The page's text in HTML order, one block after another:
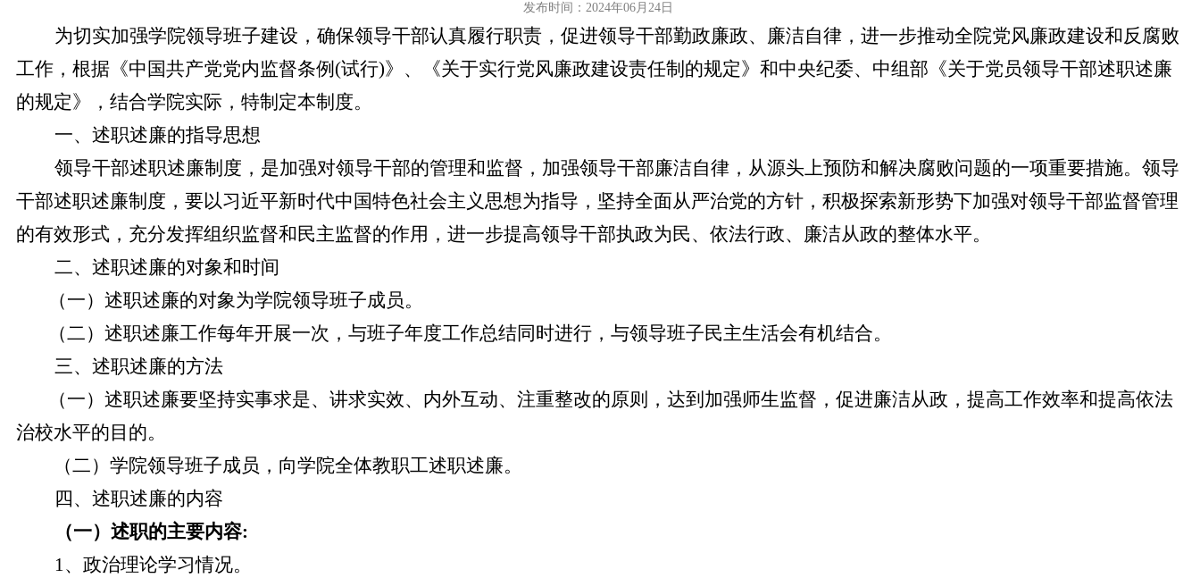
发布时间：2024年06月24日
为切实加强学院领导班子建设，确保领导干部认真履行职责，促进领导干部勤政廉政、廉洁自律，进一步推动全院党风廉政建设和反腐败
工作，根据《中国共产党党内监督条例 (试行)》、《关于实行党风廉政建设责任制的规定》和中央纪委、中组部《关于党员领导干部述职述廉
的规定》，结合学院实际，特制定本制度。
一、述职述廉的指导思想
领导干部述职述廉制度，是加强对领导干部的管理和监督，加强领导干部廉洁自律，从源头上预防和解决腐败问题的一项重要措施。领导
干部述职述廉制度，要以习近平新时代中国特色社会主义思想为指导，坚持全面从严治党的方针，积极探索新形势下加强对领导干部监督管理
的有效形式，充分发挥组织监督和民主监督的作用，进一步提高领导干部执政为民、依法行政、廉洁从政的整体水平。
二、述职述廉的对象和时间
（一）述职述廉的对象为学院领导班子成员。
（二）述职述廉工作每年开展一次，与班子年度工作总结同时进行，与领导班子民主生活会有机结合。
三、述职述廉的方法
（一）述职述廉要坚持实事求是、讲求实效、内外互动、注重整改的原则，达到加强师生监督，促进廉洁从政，提高工作效率和提高依法
治校水平的目的。
（二）学院领导班子成员，向学院全体教职工述职述廉。
四、述职述廉的内容
（一）述职的主要内容:
1、政治理论学习情况。